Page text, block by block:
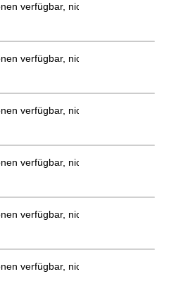
verfügbar, nicht bestellbar
verfügbar, nicht bestellbar
verfügbar, nicht bestellbar
verfügbar, nicht bestellbar
verfügbar, nicht bestellbar
verfügbar, nicht bestellbar